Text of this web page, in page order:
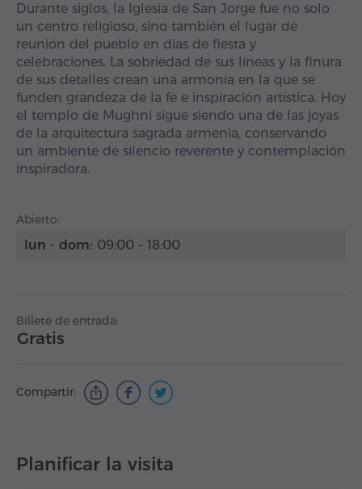
Durante siglos, la Iglesia de San Jorge fue no solo
un centro religioso, sino también el lugar de
reunión del pueblo en días de fiesta y
celebraciones. La sobriedad de sus líneas y la finura
de sus detalles crean una armonía en la que se
funden grandeza de la fe e inspiración artística. Hoy
el templo de Mughni sigue siendo una de las joyas
de la arquitectura sagrada armenia, conservando
un ambiente de silencio reverente y contemplación
inspiradora.
Abierto:
lun - dom: 09:00 - 18:00
Billete de entrada:
Gratis
Compartir:
Planificar la visita